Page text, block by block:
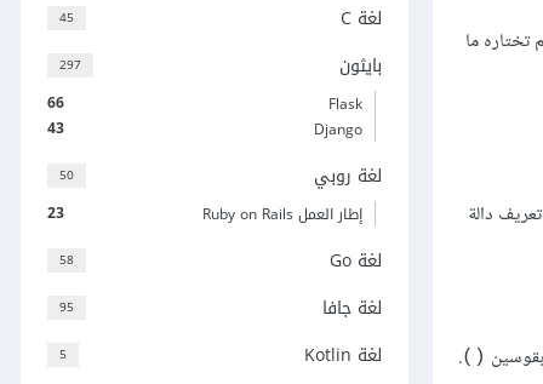
تختاره ما
دالة
()
.
45 لغة C
297 بايثون
66
Flask
43
Django
50 لغة روبي
23 إطار العمل Ruby on Rails
58 لغة Go
95 لغة جافا
5 لغة Kotlin